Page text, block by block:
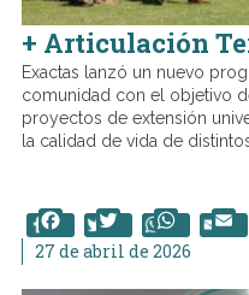
+ Articulación
Exactas lanzó un nuevo
comunidad con el objetivo
proyectos de extensión
la calidad de vida de
FacebookTwitter
27 de abril de 2026